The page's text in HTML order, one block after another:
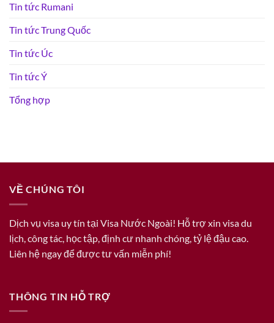
Tin tức Rumani
Tin tức Trung Quốc
Tin tức Úc
Tin tức Ý
Tổng hợp
VỀ CHÚNG TÔI
Dịch vụ visa uy tín tại Visa Nước Ngoài! Hỗ trợ xin visa du
lịch, công tác, học tập, định cư nhanh chóng, tỷ lệ đậu cao.
Liên hệ ngay để được tư vấn miễn phí!
THÔNG TIN HỖ TRỢ